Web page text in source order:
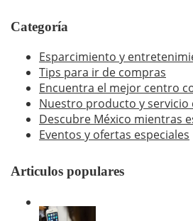
Categoría
Esparcimiento y
Tips para ir de compras
Encuentra el mejor centro
Nuestro producto y servicio
Descubre México mientras
Eventos y ofertas especiales
Articulos populares